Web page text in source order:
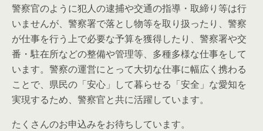
警察官のように犯人の逮捕や交通の指導・取締り等は行
いませんが、警察署で落とし物等を取り扱ったり、警察
が仕事を行う上で必要な予算を獲得したり、警察署や交
番・駐在所などの整備や管理等、多種多様な仕事をして
います。警察の運営にとって大切な仕事に幅広く携わる
ことで、県民の「安心」して暮らせる「安全」な愛知を
実現するため、警察官と共に活躍しています。
たくさんのお申込みをお待ちしています。